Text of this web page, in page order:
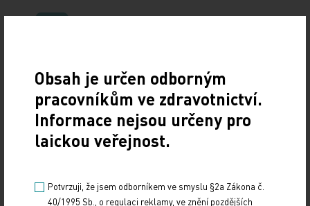
Podcasty
Obsah je určen odborným
pracovníkům ve zdravotnictví.
Informace nejsou určeny pro
laickou veřejnost.
Potvrzuji, že jsem odborníkem ve smyslu §2a Zákona č.
40/1995 Sb., o regulaci reklamy, ve znění pozdějších